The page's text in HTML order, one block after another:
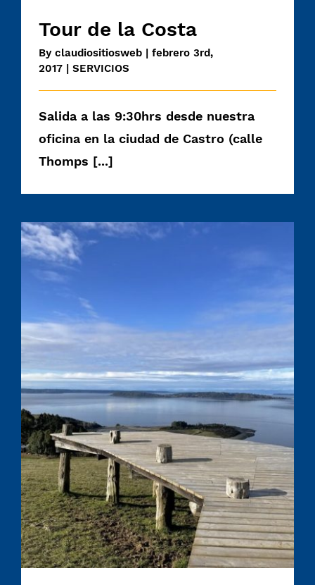
Tour de la Costa
By claudiositiosweb | febrero 3rd,
2017 | SERVICIOS
Salida a las 9:30hrs desde nuestra
oficina en la ciudad de Castro (calle
Thomps [...]
Tour Isla Quinchao